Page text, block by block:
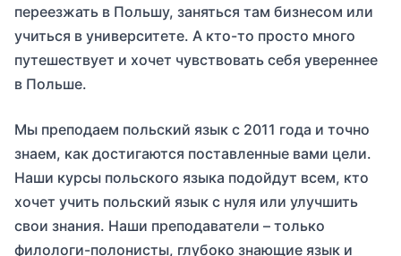
переезжать в Польшу, заняться там бизнесом или
учиться в университете. А кто-то просто много
путешествует и хочет чувствовать себя увереннее
в Польше.
Мы преподаем польский язык с 2011 года и точно
знаем, как достигаются поставленные вами цели.
Наши курсы польского языка подойдут всем, кто
хочет учить польский язык с нуля или улучшить
свои знания. Наши преподаватели – только
филологи-полонисты, глубоко знающие язык и